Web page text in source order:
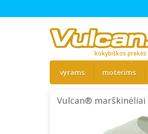
kokybiškos prekės
vyrams moterims
Vulcan® marškinėliai